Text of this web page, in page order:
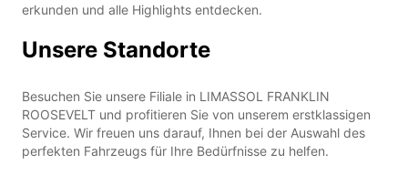
erkunden und alle Highlights entdecken.
Unsere Standorte
Besuchen Sie unsere Filiale in LIMASSOL FRANKLIN
ROOSEVELT und profitieren Sie von unserem erstklassigen
Service. Wir freuen uns darauf, Ihnen bei der Auswahl des
perfekten Fahrzeugs für Ihre Bedürfnisse zu helfen.